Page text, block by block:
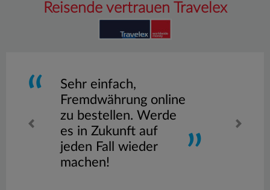
Reisende vertrauen Travelex
Sehr einfach,
Fremdwährung online
zu bestellen. Werde
es in Zukunft auf
jeden Fall wieder
machen!